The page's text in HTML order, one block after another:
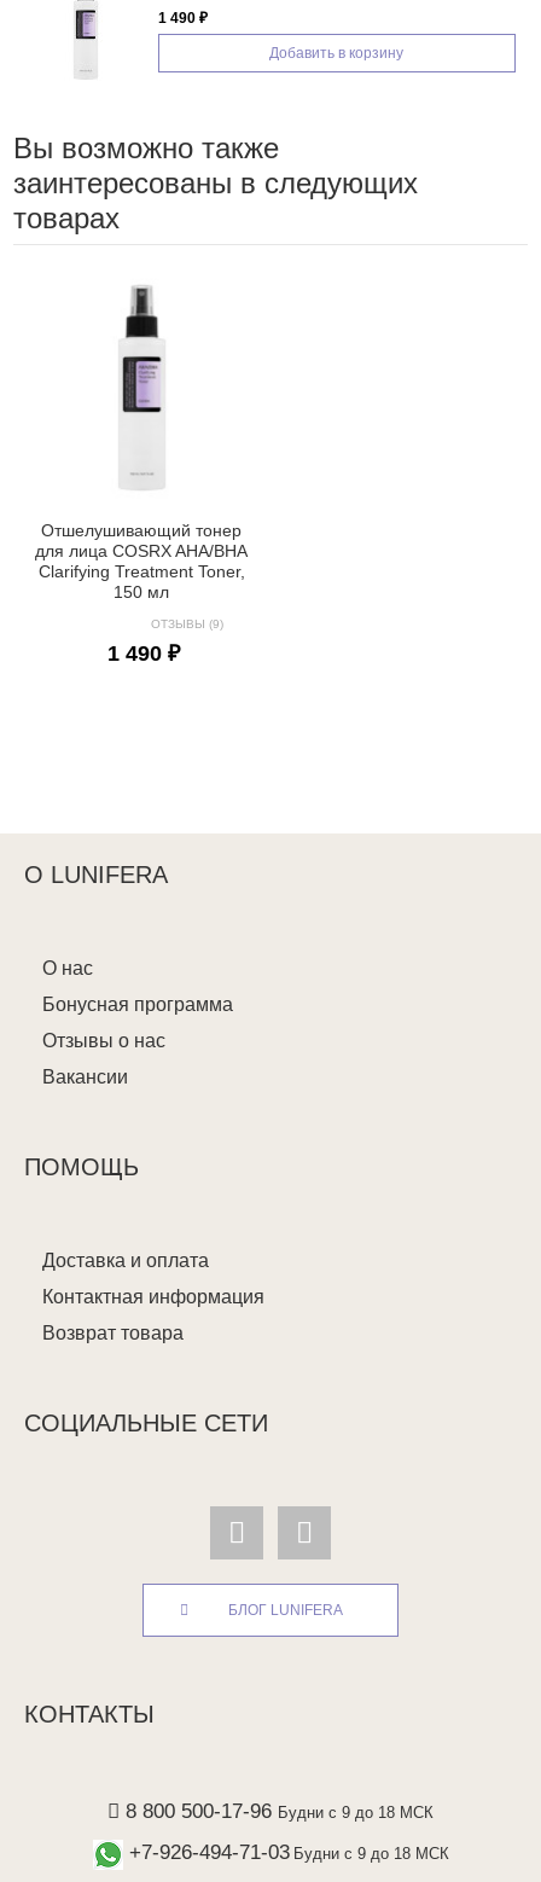
1 490 ₽
Добавить в корзину
Вы возможно также
заинтересованы в следующих
товарах
Отшелушивающий тонер
для лица COSRX AHA/BHA
Clarifying Treatment Toner,
150 мл
ОТЗЫВЫ (9)
1 490 ₽
О LUNIFERA
О нас
Бонусная программа
Отзывы о нас
Вакансии
ПОМОЩЬ
Доставка и оплата
Контактная информация
Возврат товара
СОЦИАЛЬНЫЕ СЕТИ
БЛОГ LUNIFERA
КОНТАКТЫ
8 800 500-17-96 Будни с 9 до 18 МСК
+7-926-494-71-03 Будни с 9 до 18 МСК